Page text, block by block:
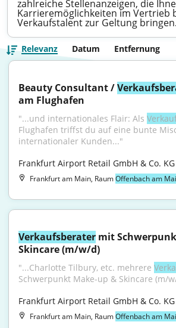
zahlreiche Stellenanzeigen, die
Karrieremöglichkeiten im Vertrieb
Verkaufstalent zur Geltung bringen.
Relevanz Datum Entfernung
Beauty Consultant /
am Flughafen
"...und internationales Flair: Als
Flughafen triffst du auf eine bunte
internationaler Kunden..."
Frankfurt Airport Retail GmbH & Co. KG
Frankfurt am Main, RaumOffenbach am
Verkaufsberater mit
Skincare (m/w/d)
"...Charlotte Tilbury, etc. mehrere
Schwerpunkt Make-up & Skincare (m/
Frankfurt Airport Retail GmbH & Co. KG
Frankfurt am Main, RaumOffenbach am